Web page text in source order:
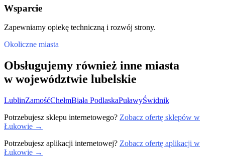
Wsparcie
Zapewniamy opiekę techniczną i rozwój strony.
Okoliczne miasta
Obsługujemy również inne miasta
w województwie lubelskie
LublinZamośćChełmBiała PodlaskaPuławyŚwidnik
Potrzebujesz sklepu internetowego? Zobacz ofertę sklepów w
Łukowie →
Potrzebujesz aplikacji internetowej? Zobacz ofertę aplikacji w
Łukowie →